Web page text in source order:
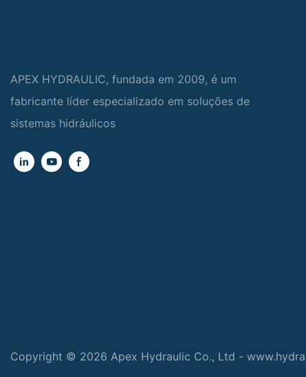
APEX HYDRAULIC, fundada em 2009, é um
fabricante líder especializado em soluções de
sistemas hidráulicos
Copyright © 2026 Apex Hydraulic Co., Ltd -